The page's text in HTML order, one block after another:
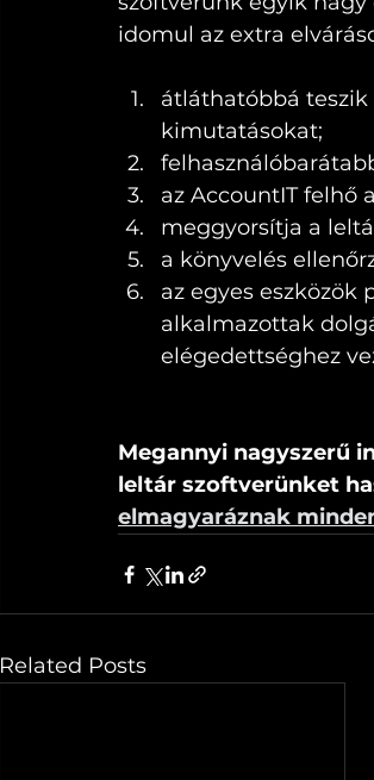
idomul az extra
átláthatóbbá
kimutatásokat;
az AccountIT felhő
meggyorsítja a
a könyvelés
az egyes
alkalmazottak
elégedettséghez
Megannyi nagyszerű
leltár szoftverünket
elmagyaráznak
Related Posts